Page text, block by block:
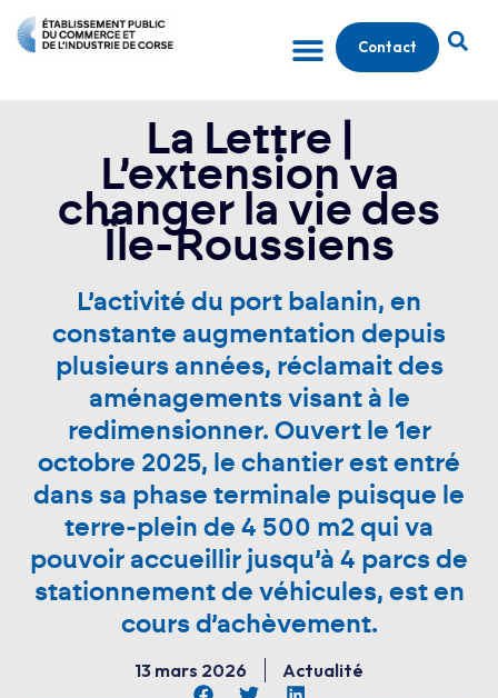
Contact
La Lettre |
L’extension va
changer la vie des
Île-Roussiens
L’activité du port balanin, en
constante augmentation depuis
plusieurs années, réclamait des
aménagements visant à le
redimensionner. Ouvert le 1er
octobre 2025, le chantier est entré
dans sa phase terminale puisque le
terre-plein de 4 500 m2 qui va
pouvoir accueillir jusqu’à 4 parcs de
stationnement de véhicules, est en
cours d’achèvement.
13 mars 2026 Actualité